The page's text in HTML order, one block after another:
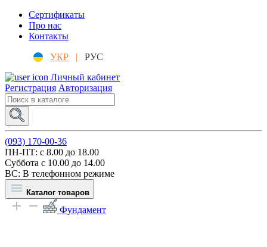
Сертификаты
Про нас
Контакты
УКР |
РУС
Личный кабинет
Регистрация Авторизация
(093) 170-00-36
ПН-ПТ: c 8.00 до 18.00
Суббота с 10.00 до 14.00
ВС: В телефонном режиме
Каталог товаров
Фундамент